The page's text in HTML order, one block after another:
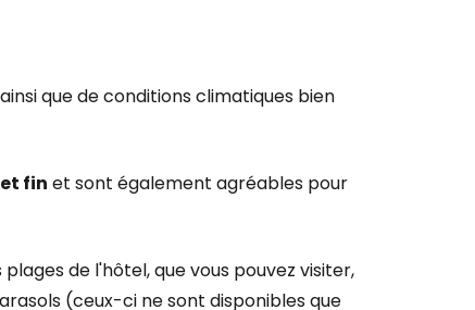
que de conditions climatiques bien
fin et sont également agréables pour
de l'hôtel, que vous pouvez visiter,
(ceux-ci ne sont disponibles que